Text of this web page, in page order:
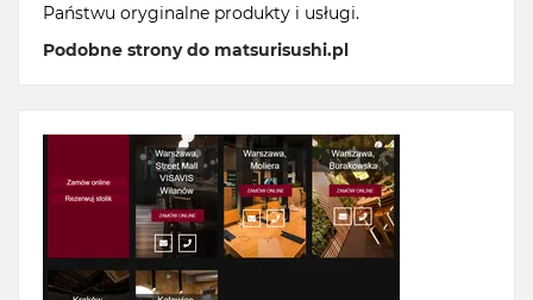
Państwu oryginalne produkty i usługi.
Podobne strony do matsurisushi.pl